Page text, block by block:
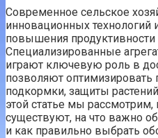
Современное сельское
инновационных технологий
повышения
Специализированные
играют ключевую роль в
позволяют оптимизировать
подкормки, защиты
этой статье мы рассмотрим,
существуют, на что важно
и как правильно выбрать